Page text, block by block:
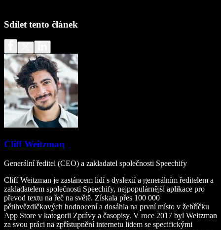
Sdílet tento článek
Cliff Weitzman
Generální ředitel (CEO) a zakladatel společnosti Speechify
Cliff Weitzman je zastáncem lidí s dyslexií a generálním ředitelem a
zakladatelem společnosti Speechify, nejpopulárnější aplikace pro
převod textu na řeč na světě. Získala přes 100 000
pětihvězdičkových hodnocení a dosáhla na první místo v žebříčku
App Store v kategorii Zprávy a časopisy. V roce 2017 byl Weitzman
za svou práci na zpřístupnění internetu lidem se specifickými